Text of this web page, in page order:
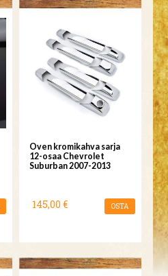
Oven kromikahva sarja
12-osaa Chevrolet
Suburban 2007-2013
145,00 € OSTA